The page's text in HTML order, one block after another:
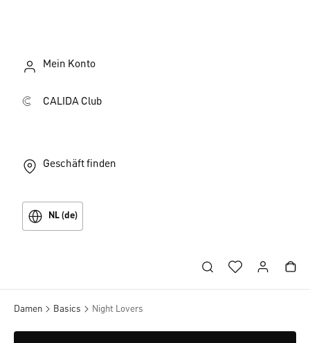
Mein Konto
CALIDA Club
Geschäft finden
NL (de)
Damen Basics Night Lovers